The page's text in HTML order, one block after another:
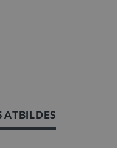
ATBILDES